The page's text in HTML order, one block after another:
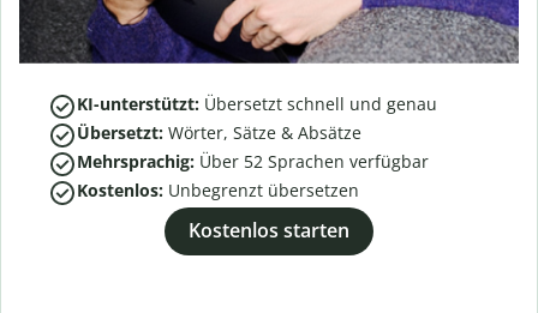
KI-unterstützt: Übersetzt schnell und genau
Übersetzt: Wörter, Sätze & Absätze
Mehrsprachig: Über 52 Sprachen verfügbar
Kostenlos: Unbegrenzt übersetzen
Kostenlos starten